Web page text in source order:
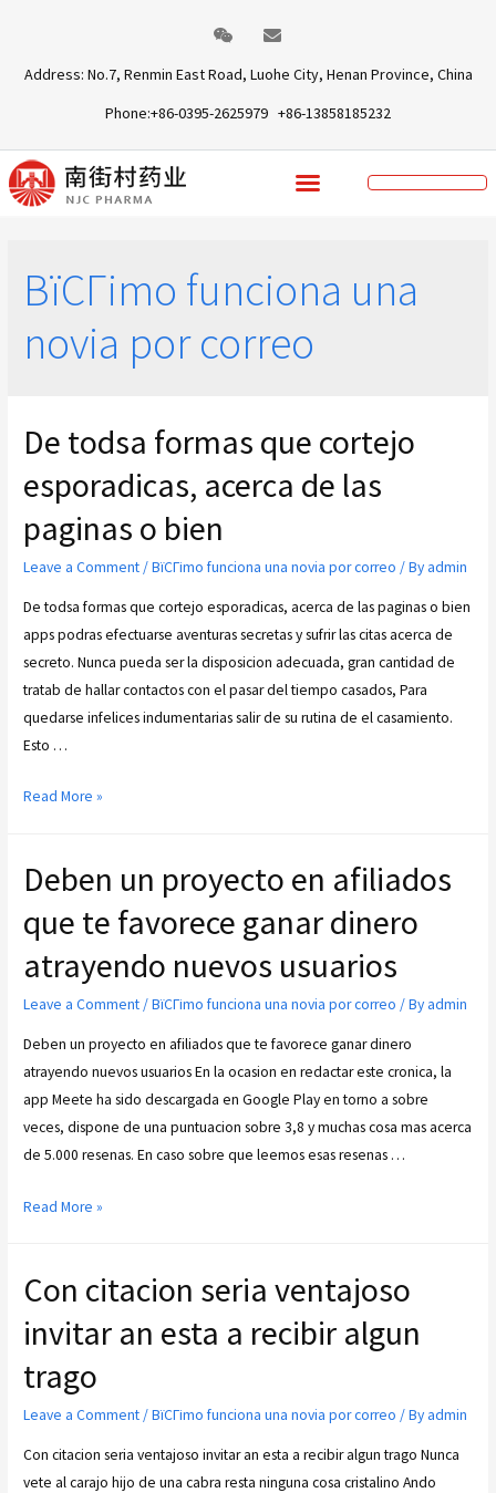
Address: No.7, Renmin East Road, Luohe City, Henan Province, China
Phone:+86-0395-2625979 +86-13858185232
ВїCГіmo funciona una
novia por correo
De todsa formas que cortejo
esporadicas, acerca de las
paginas o bien
Leave a Comment/ВїCГіmo funciona una novia por correo / By admin
De todsa formas que cortejo esporadicas, acerca de las paginas o bien
apps podras efectuarse aventuras secretas y sufrir las citas acerca de
secreto. Nunca pueda ser la disposicion adecuada, gran cantidad de
tratab de hallar contactos con el pasar del tiempo casados, Para
quedarse infelices indumentarias salir de su rutina de el casamiento.
Esto …
Read More »
Deben un proyecto en afiliados
que te favorece ganar dinero
atrayendo nuevos usuarios
Leave a Comment/ВїCГіmo funciona una novia por correo / By admin
Deben un proyecto en afiliados que te favorece ganar dinero
atrayendo nuevos usuarios En la ocasion en redactar este cronica, la
app Meete ha sido descargada en Google Play en torno a sobre
veces, dispone de una puntuacion sobre 3,8 y muchas cosa mas acerca
de 5.000 resenas. En caso sobre que leemos esas resenas …
Read More »
Con citacion seri­a ventajoso
invitar an esta a recibir algun
trago
Leave a Comment/ВїCГіmo funciona una novia por correo / By admin
Con citacion seri­a ventajoso invitar an esta a recibir algun trago Nunca
vete al carajo hijo de una cabra resta ninguna cosa cristalino Ando